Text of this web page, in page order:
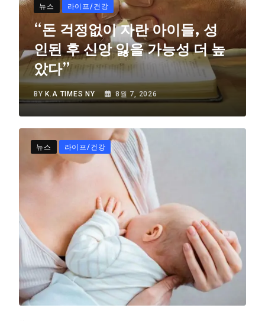
뉴스 라이프/건강
“돈 걱정없이 자란 아이들, 성
인된 후 신앙 잃을 가능성 더 높
았다”
BY K.A TIMES NY 8월 7, 2026
뉴스 라이프/건강